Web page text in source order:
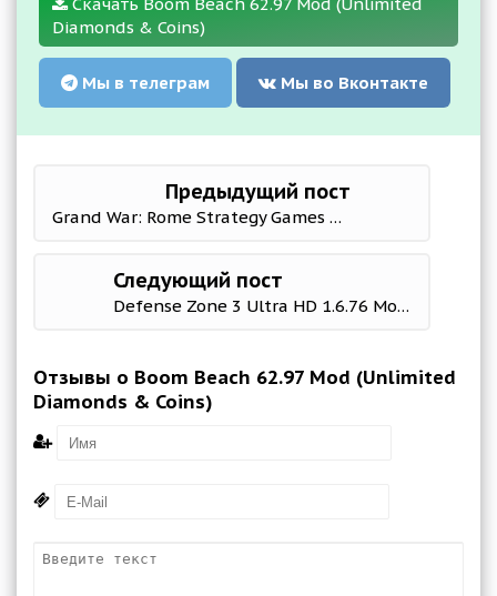
Diamonds & Coins)
Мы в телеграм Мы во Вконтакте
Предыдущий пост
Grand War: Rome Strategy Games 1299 (Mod Money)
Следующий пост
Defense Zone 3 Ultra HD 1.6.76 Mod (Unlimited money/coin)
Отзывы о Boom Beach 62.97 Mod (Unlimited
Diamonds & Coins)